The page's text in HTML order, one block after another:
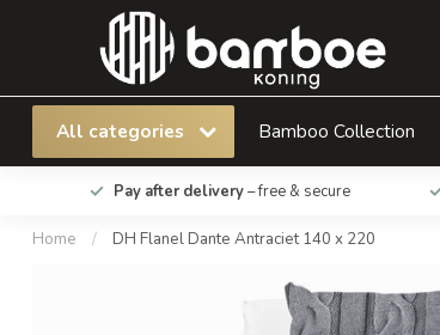
All categories Bamboo Collection
Pay after delivery– free & secure
Home / DH Flanel Dante Antraciet 140 x 220
DH Flanel Dante Antraciet 140 x 220